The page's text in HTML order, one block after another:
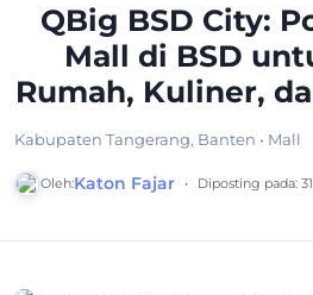
QBig BSD City:
Mall di BSD
Rumah, Kuliner,
Kabupaten Tangerang, Banten • Mall
Oleh:Katon Fajar • Diposting pada: